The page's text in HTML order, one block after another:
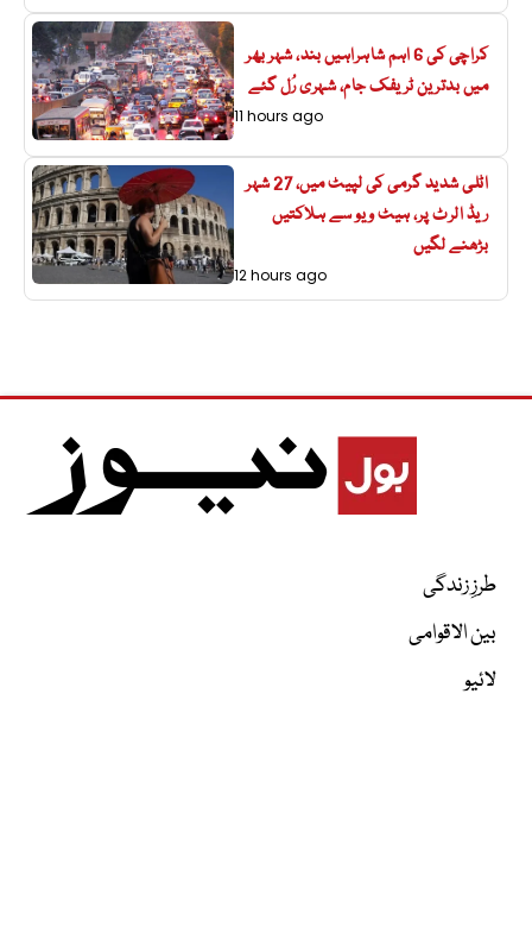
کراچی کی 6 اہم شاہراہیں بند، شہر بھر
میں بدترین ٹریفک جام، شہری رُل گئے
11 hours ago
اٹلی شدید گرمی کی لپیٹ میں، 27 شہر
ریڈ الرٹ پر، ہیٹ ویو سے ہلاکتیں
بڑھنے لگیں
12 hours ago
طرزِ زندگی
بین الاقوامی
لائیو